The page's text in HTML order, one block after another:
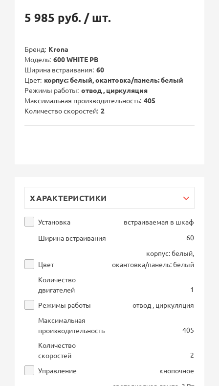
5 985 руб. / шт.
Бренд Krona
Модель 600 WHITE PB
Ширина встраивания 60
Цвет корпус: белый, окантовка/панель: белый
Режимы работы отвод , циркуляция
Максимальная производительность 405
Количество скоростей 2
ХАРАКТЕРИСТИКИ
Установка
встраиваемая в шкаф
Ширина встраивания
60
Цвет
корпус: белый,
окантовка/панель: белый
Количество
двигателей
1
Режимы работы
отвод , циркуляция
Максимальная
производительность
405
Количество
скоростей
2
Управление
кнопочное